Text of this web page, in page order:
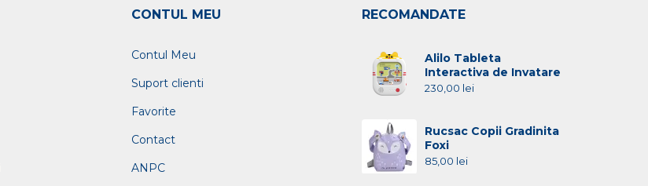
CONTUL MEU
Contul Meu
Suport clienti
Favorite
Contact
ANPC
RECOMANDATE
Alilo Tableta
Interactiva de Invatare
230,00 lei
Rucsac Copii Gradinita
Foxi
85,00 lei